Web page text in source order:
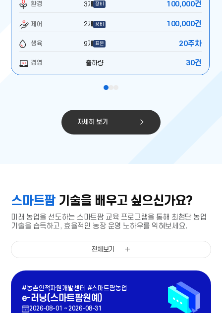
환경 3개 장비 100,000건
제어 2개 장비 100,000건
생육 9개 표본 20주차
경영 출하량 30건
자세히 보기
스마트팜기술을 배우고 싶으신가요?
미래 농업을 선도하는 스마트팜 교육 프로그램을 통해 최첨단 농업
기술을 습득하고, 효율적인 농장 운영 노하우를 익혀보세요.
전체보기
#농촌인적자원개발센터 #스마트팜농업
e-러닝(스마트팜원예)
2026-08-01 ~ 2026-08-31